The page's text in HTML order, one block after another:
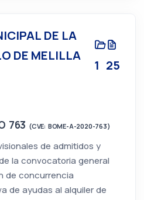
DE LA
DE MELILLA
1 25
763 (CVE: BOME-A-2020-763)
de admitidos y
la convocatoria general
de concurrencia
de ayudas al alquiler de